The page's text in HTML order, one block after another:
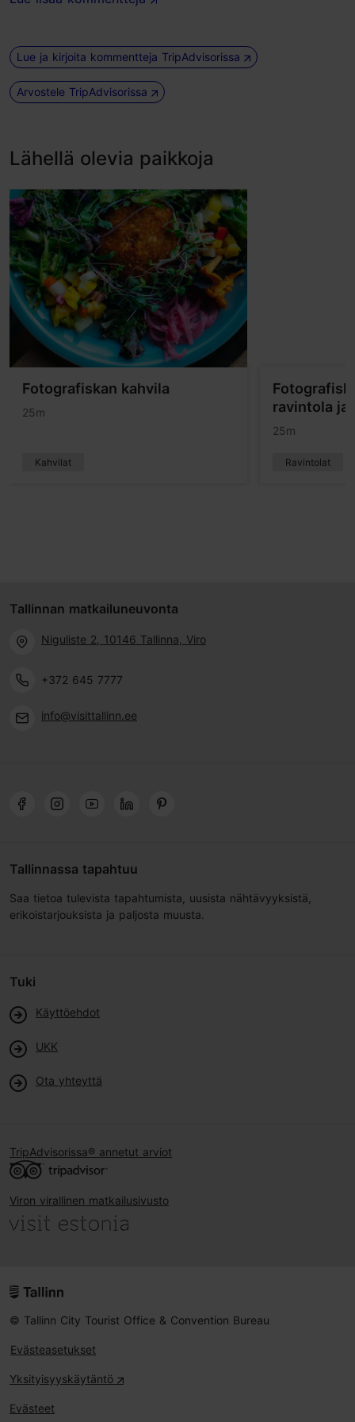
Lue ja kirjoita kommentteja TripAdvisorissa
Arvostele TripAdvisorissa
Lähellä olevia paikkoja
Fotografiskan kahvila
25m
Kahvilat
ravintola ja
25m
Ravintolat
Tallinnan matkailuneuvonta
Niguliste 2, 10146 Tallinna, Viro
+372 645 7777
info@visittallinn.ee
Tallinnassa tapahtuu
Saa tietoa tulevista tapahtumista, uusista nähtävyyksistä,
erikoistarjouksista ja paljosta muusta.
Tuki
Käyttöehdot
UKK
Ota yhteyttä
TripAdvisorissa® annetut arviot
Viron virallinen matkailusivusto
© Tallinn City Tourist Office & Convention Bureau
Evästeasetukset
Yksityisyyskäytäntö
Evästeet